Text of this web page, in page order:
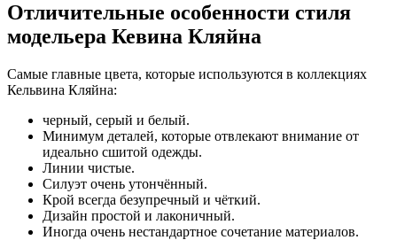
Отличительные особенности стиля
модельера Кевина Кляйна
Самые главные цвета, которые используются в коллекциях
Кельвина Кляйна:
черный, серый и белый.
Минимум деталей, которые отвлекают внимание от
идеально сшитой одежды.
Линии чистые.
Силуэт очень утончённый.
Крой всегда безупречный и чёткий.
Дизайн простой и лаконичный.
Иногда очень нестандартное сочетание материалов.